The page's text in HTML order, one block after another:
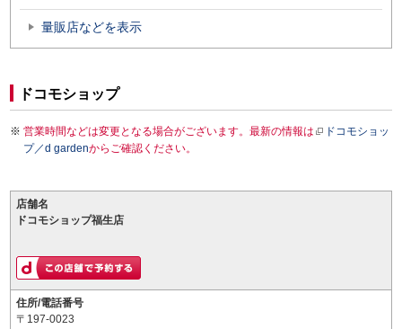
量販店などを表示
ドコモショップ
営業時間などは変更となる場合がございます。最新の情報は
ドコモショッ
プ／d gardenからご確認ください。
店舗名
ドコモショップ福生店
住所/電話番号
〒197-0023